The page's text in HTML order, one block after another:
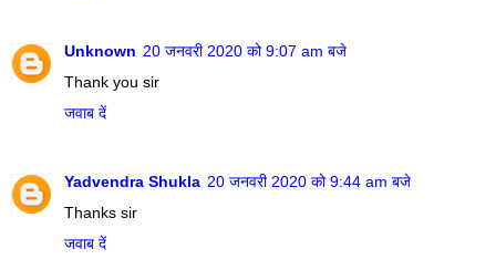
Unknown 20 जनवरी 2020 को 9:07 am बजे
Thank you sir
जवाब दें
Yadvendra Shukla 20 जनवरी 2020 को 9:44 am बजे
Thanks sir
जवाब दें